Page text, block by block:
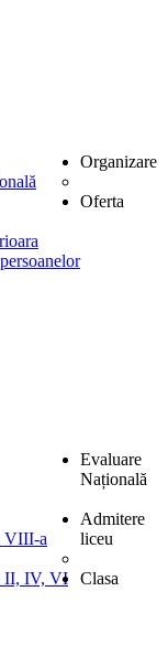
Organizare
Oferta
Evaluare
Națională
VIII-a
II, IV, VI
Admitere
liceu
Clasa